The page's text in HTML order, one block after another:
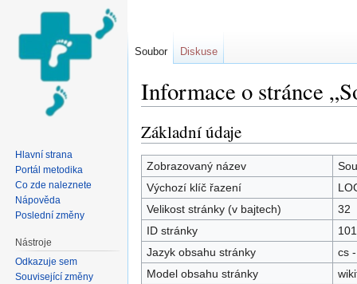
Informace o stránce
Základní údaje
Zobrazovaný název
Výchozí klíč řazení
Velikost stránky (v bajtech)
32
ID stránky
101
Jazyk obsahu stránky
cs
Model obsahu stránky
Soubor Diskuse
Hlavní strana
Portál metodika
Co zde naleznete
Nápověda
Poslední změny
Nástroje
Odkazuje sem
Související změny